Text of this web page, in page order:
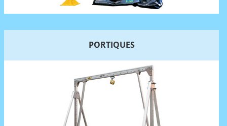
PORTIQUES